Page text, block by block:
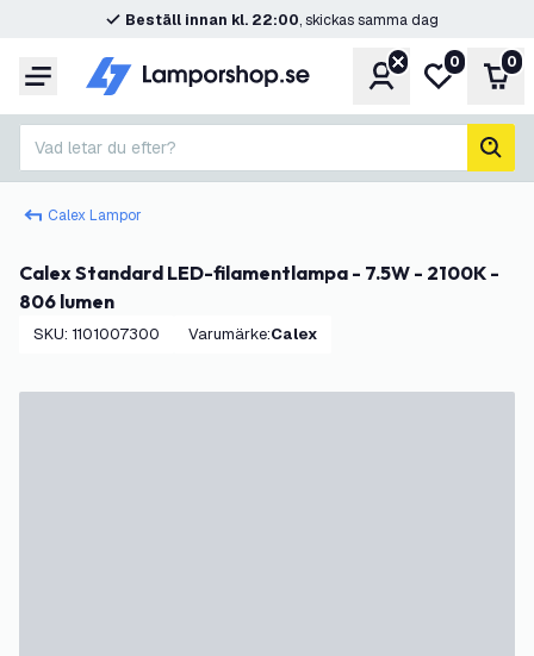
Beställ innan kl. 22:00, skickas samma dag
Meny KontoMin0 0
Vad letar du efter?
sök
Calex Lampor
Calex Standard LED-filamentlampa - 7.5W - 2100K -
806 lumen
SKU: 1101007300 Varumärke: Calex